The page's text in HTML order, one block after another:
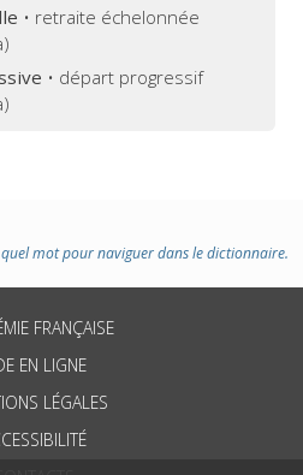
• retraite échelonnée
• départ progressif
mot pour naviguer dans le dictionnaire.
FRANÇAISE
EN LIGNE
LÉGALES